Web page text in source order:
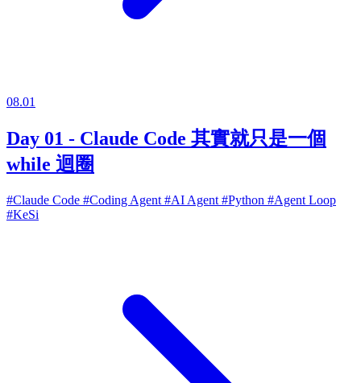
08.01
Day 01 - Claude Code 其實就只是一個
while 迴圈
#Claude Code #Coding Agent #AI Agent #Python #Agent Loop
#KeSi